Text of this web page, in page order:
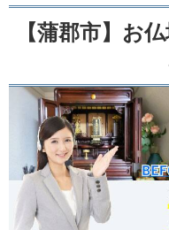
【蒲郡市】お